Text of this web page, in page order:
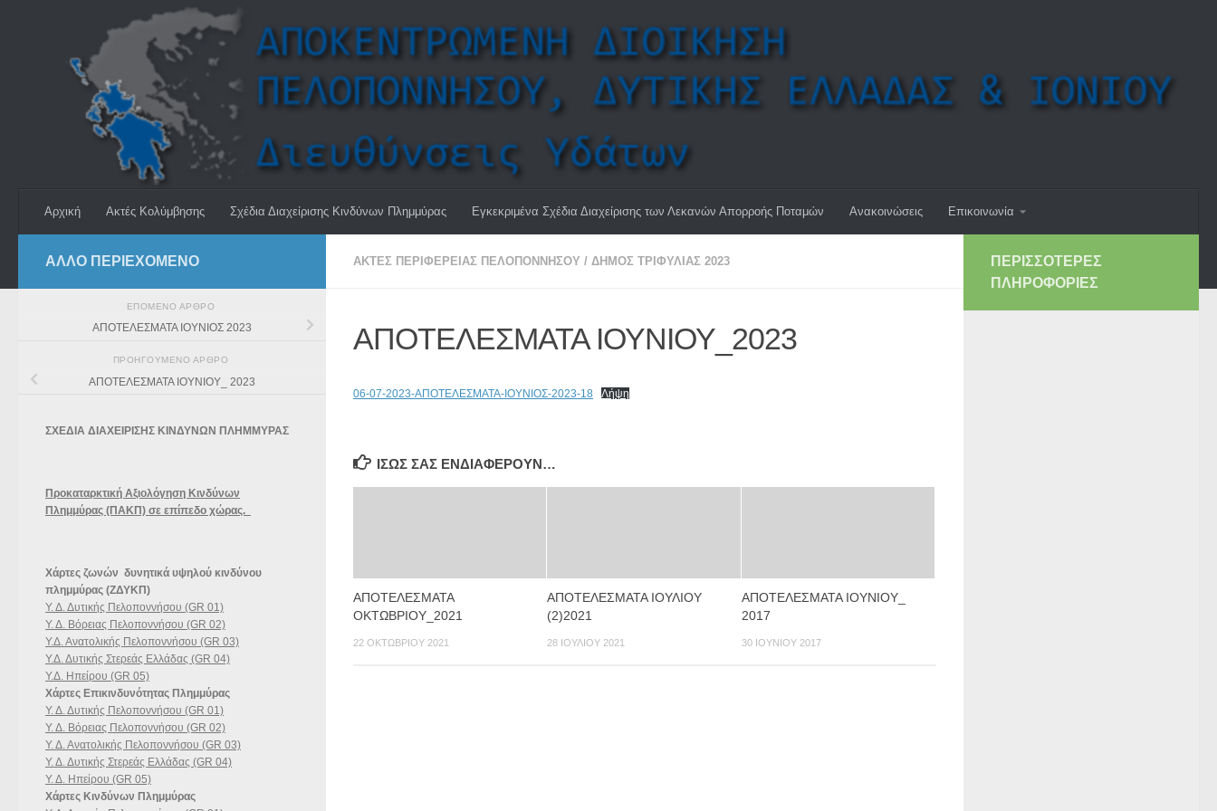
Αρχική Ακτές Κολύμβησης Σχέδια Διαχείρισης Κινδύνων Πλημμύρας Εγκεκριμένα Σχέδια Διαχείρισης των Λεκανών Απορροής Ποταμών Ανακοινώσεις Επικοινωνία
ΑΚΤΈΣ ΠΕΡΙΦΈΡΕΙΑΣ ΠΕΛΟΠΟΝΝΉΣΟΥ / ΔΗΜΟΣ ΤΡΙΦΥΛΙΑΣ 2023
ΑΠΟΤΕΛΕΣΜΑΤΑ ΙΟΥΝΙΟΥ_2023
06-07-2023-ΑΠΟΤΕΛΕΣΜΑΤΑ-ΙΟΥΝΙΟΣ-2023-18 Λήψη
ΊΣΩΣ ΣΑΣ ΕΝΔΙΑΦΈΡΟΥΝ…
ΑΠΟΤΕΛΕΣΜΑΤΑ
ΟΚΤΩΒΡΙΟΥ_2021
22 ΟΚΤΩΒΡΊΟΥ 2021
ΑΠΟΤΕΛΕΣΜΑΤΑ ΙΟΥΛΙΟΥ
(2)2021
28 ΙΟΥΛΊΟΥ 2021
ΑΠΟΤΕΛΕΣΜΑΤΑ ΙΟΥΝΙΟΥ_
2017
30 ΙΟΥΝΊΟΥ 2017
ΆΛΛΟ ΠΕΡΙΕΧΟΜΕΝΟ
ΕΠΌΜΕΝΟ ΆΡΘΡΟ
ΑΠΟΤΕΛΕΣΜΑΤΑ ΙΟΥΝΙΟΣ 2023
ΠΡΟΗΓΟΎΜΕΝΟ ΆΡΘΡΟ
ΑΠΟΤΕΛΕΣΜΑΤΑ ΙΟΥΝΙΟΥ_ 2023
ΣΧΕΔΙΑ ΔΙΑΧΕΙΡΙΣΗΣ ΚΙΝΔΥΝΩΝ ΠΛΗΜΜΥΡΑΣ
Προκαταρκτική Αξιολόγηση Κινδύνων
Πλημμύρας (ΠΑΚΠ) σε επίπεδο χώρας.
Χάρτες ζωνών δυνητικά υψηλού κινδύνου
πλημμύρας (ΖΔΥΚΠ)
Υ. Δ. Δυτικής Πελοποννήσου (GR 01)
Υ. Δ. Βόρειας Πελοποννήσου (GR 02)
Υ.Δ. Ανατολικής Πελοποννήσου (GR 03)
Υ.Δ. Δυτικής Στερεάς Ελλάδας (GR 04)
Υ.Δ. Ηπείρου (GR 05)
Χάρτες Επικινδυνότητας Πλημμύρας
Υ. Δ. Δυτικής Πελοποννήσου (GR 01)
Υ. Δ. Βόρειας Πελοποννήσου (GR 02)
Υ. Δ. Ανατολικής Πελοποννήσου (GR 03)
Υ. Δ. Δυτικής Στερεάς Ελλάδας (GR 04)
Υ. Δ. Ηπείρου (GR 05)
Χάρτες Κινδύνων Πλημμύρας
ΠΕΡΙΣΣΌΤΕΡΕΣ
ΠΛΗΡΟΦΟΡΊΕΣ